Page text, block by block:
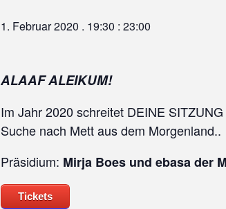
1. Februar 2020 . 19:30 : 23:00
ALAAF ALEIKUM!
Im Jahr 2020 schreitet DEINE
Suche nach Mett aus dem Morgenland..
Präsidium: Mirja Boes und ebasa der
Tickets